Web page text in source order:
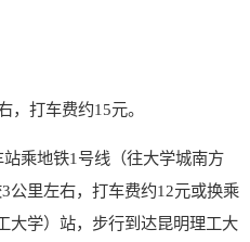
，打车费约1 5元。
乘地铁1 号线（往大学城南方
3公里左右，打车费约1 2元或换乘
大学）站，步行到达昆明理工大